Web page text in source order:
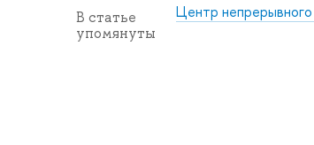
статье
упомянуты
Центр непрерывного